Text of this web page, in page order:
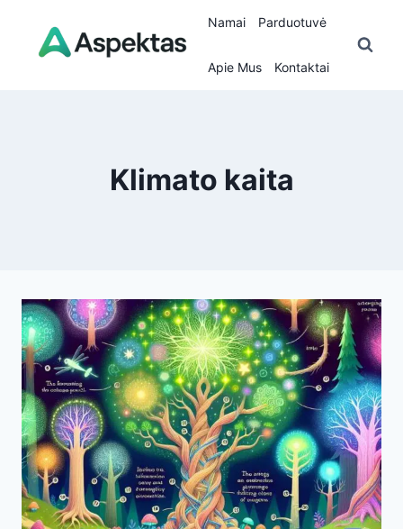
content
Namai Parduotuvė
Apie Mus Kontaktai
Klimato kaita